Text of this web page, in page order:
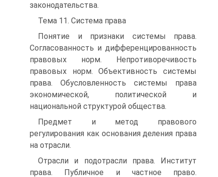
законодательства.
Тема 11. Система права
Понятие и признаки системы права.
Согласованность и дифференцированность
правовых норм. Непротиворечивость
правовых норм. Объективность системы
права. Обусловленность системы права
экономической, политической и
национальной структурой общества.
Предмет и метод правового
регулирования как основания деления права
на отрасли.
Отрасли и подотрасли права. Институт
права. Публичное и частное право.